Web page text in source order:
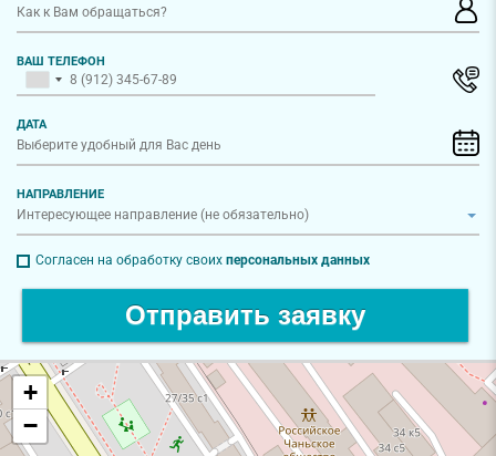
ВАШ ТЕЛЕФОН
ДАТА
НАПРАВЛЕНИЕ
Согласен на обработку своих персональных данных
Отправить заявку
+
−